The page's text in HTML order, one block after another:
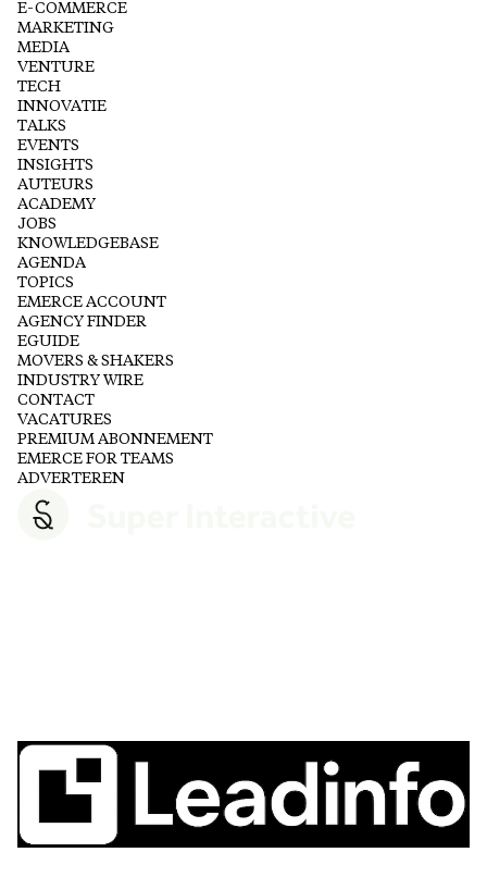
E-COMMERCE
MARKETING
MEDIA
VENTURE
TECH
INNOVATIE
TALKS
EVENTS
INSIGHTS
AUTEURS
ACADEMY
JOBS
KNOWLEDGEBASE
AGENDA
TOPICS
EMERCE ACCOUNT
AGENCY FINDER
EGUIDE
MOVERS & SHAKERS
INDUSTRY WIRE
CONTACT
VACATURES
PREMIUM ABONNEMENT
EMERCE FOR TEAMS
ADVERTEREN